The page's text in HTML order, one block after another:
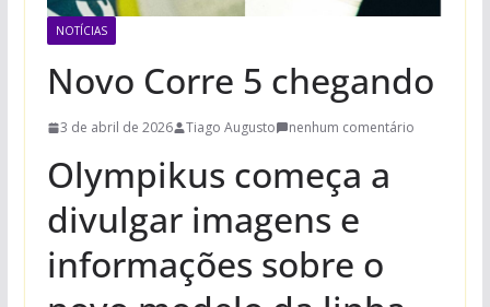
NOTÍCIAS
Novo Corre 5 chegando
3 de abril de 2026 Tiago Augusto nenhum comentário
Olympikus começa a
divulgar imagens e
informações sobre o